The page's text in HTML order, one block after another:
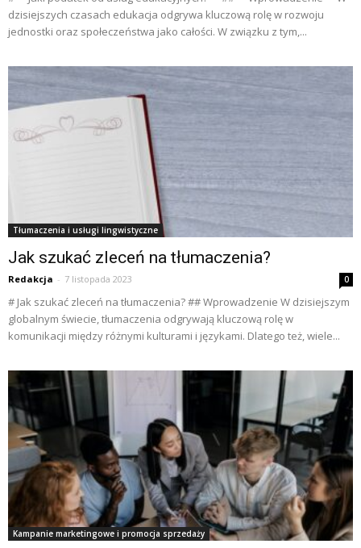
dzisiejszych czasach edukacja odgrywa kluczową rolę w rozwoju
jednostki oraz społeczeństwa jako całości. W związku z tym,...
Tłumaczenia i usługi lingwistyczne
Jak szukać zleceń na tłumaczenia?
Redakcja - 7 listopada 2023 0
# Jak szukać zleceń na tłumaczenia? ## Wprowadzenie W dzisiejszym
globalnym świecie, tłumaczenia odgrywają kluczową rolę w
komunikacji między różnymi kulturami i językami. Dlatego też, wiele...
Kampanie marketingowe i promocja sprzedaży